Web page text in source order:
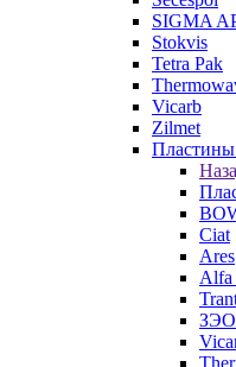
SIGMA
Stokvis
Tetra Pak
Vicarb
Zilmet
Пластины
Ciat
Ares
Alfa
ЗЭО